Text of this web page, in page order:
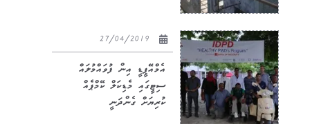
އެމްއޭޕީޑީ އިން ފުވައްމުލައް
ސިޓީގައި މެޑިކަލް ކޭމްޕެއް
ކުރިޔަށް ގެންދަނީ